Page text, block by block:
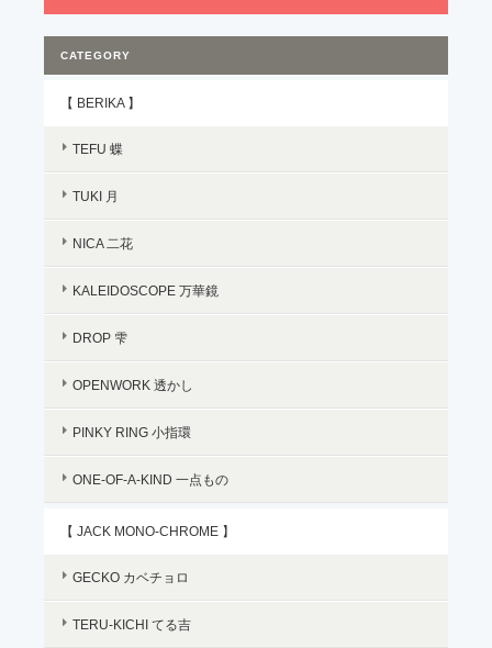
CATEGORY
【 BERIKA 】
TEFU 蝶
TUKI 月
NICA 二花
KALEIDOSCOPE 万華鏡
DROP 雫
OPENWORK 透かし
PINKY RING 小指環
ONE-OF-A-KIND 一点もの
【 JACK MONO-CHROME 】
GECKO カベチョロ
TERU-KICHI てる吉